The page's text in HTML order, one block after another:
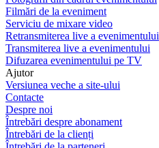
Filmări de la eveniment
Serviciu de mixare video
Retransmiterea live a evenimentului
Transmiterea live a evenimentului
Difuzarea evenimentului pe TV
Ajutor
Versiunea veche a site-ului
Contacte
Despre noi
Întrebări despre abonament
Întrebări de la clienți